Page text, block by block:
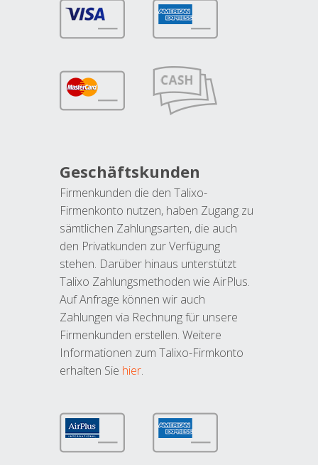
Geschäftskunden
Firmenkunden die den Talixo-
Firmenkonto nutzen, haben Zugang zu
sämtlichen Zahlungsarten, die auch
den Privatkunden zur Verfügung
stehen. Darüber hinaus unterstützt
Talixo Zahlungsmethoden wie AirPlus.
Auf Anfrage können wir auch
Zahlungen via Rechnung für unsere
Firmenkunden erstellen. Weitere
Informationen zum Talixo-Firmkonto
erhalten Sie hier.